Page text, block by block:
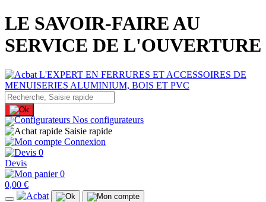
LE SAVOIR-FAIRE AU
SERVICE DE L'OUVERTURE
Nos configurateurs
Saisie rapide
Connexion
0
Devis
0
0,00 €